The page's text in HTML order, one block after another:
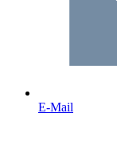
E-Mail